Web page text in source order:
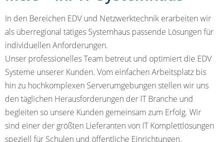
In den Bereichen EDV und Netzwerktechnik erarbeiten wir
als überregional tätiges Systemhaus passende Lösungen für
individuellen Anforderungen.
Unser professionelles Team betreut und optimiert die EDV
Systeme unserer Kunden. Vom einfachen Arbeitsplatz bis
hin zu hochkomplexen Serverumgebungen stellen wir uns
den täglichen Herausforderungen der IT Branche und
begleiten so unsere Kunden gemeinsam zum Erfolg. Wir
sind einer der größten Lieferanten von IT Komplettlösungen
speziell für Schulen und öffentliche Einrichtungen.